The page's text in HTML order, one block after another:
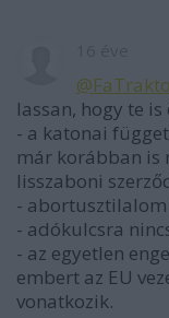
lassan, hogy te is
- a katonai
már korábban is
lisszaboni
-
- adókulcsra
- az egyetlen
embert az EU
vonatkozik.